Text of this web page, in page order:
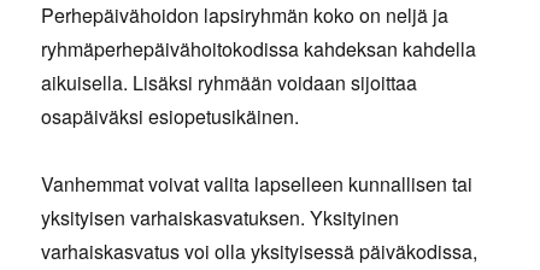
Perhepäivähoidon lapsiryhmän koko on neljä ja
ryhmäperhepäivähoitokodissa kahdeksan kahdella
aikuisella. Lisäksi ryhmään voidaan sijoittaa
osapäiväksi esiopetusikäinen.
Vanhemmat voivat valita lapselleen kunnallisen tai
yksityisen varhaiskasvatuksen. Yksityinen
varhaiskasvatus voi olla yksityisessä päiväkodissa,